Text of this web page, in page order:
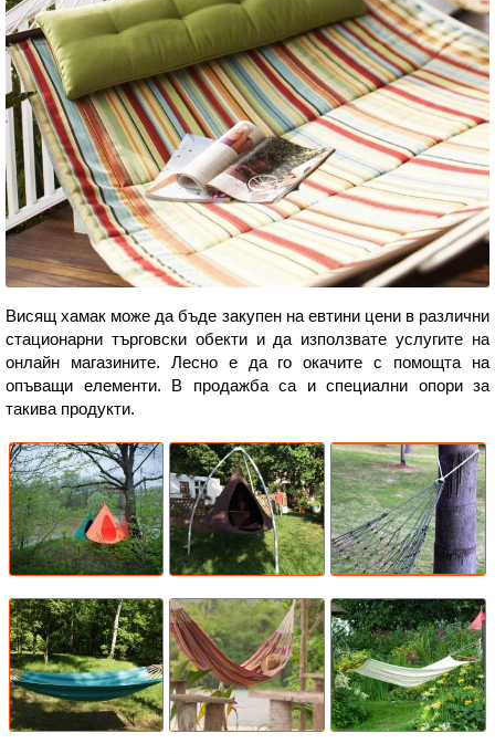
Висящ хамак може да бъде закупен на евтини цени в различни
стационарни търговски обекти и да използвате услугите на
онлайн магазините. Лесно е да го окачите с помощта на
опъващи елементи. В продажба са и специални опори за
такива продукти.